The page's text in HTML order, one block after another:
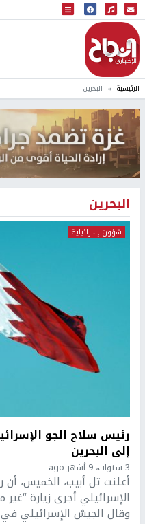
البث المباشر
إذاعة النجاح
الرئيسية البحرين
البحرين
شؤون إسرائيلية
رئيس سلاح الجو
إلى البحرين
3 سنوات، 9 أشهر ago
أعلنت تل أبيب، الخميس،
الإسرائيلي أجرى زيارة
وقال الجيش الإسرائيلي